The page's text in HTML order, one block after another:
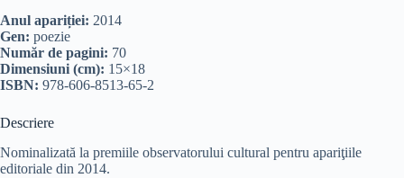
Anul apariției: 2014
Gen: poezie
Număr de pagini: 70
Dimensiuni (cm): 15×18
ISBN: 978-606-8513-65-2
Descriere
Nominalizată la premiile observatorului cultural pentru apariţiile
editoriale din 2014.